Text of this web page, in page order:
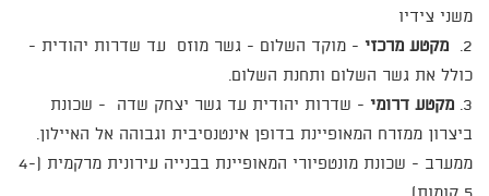
משני צידיו
2.
מקטע מרכזי - מוקד השלום - גשר מוזס עד שדרות יהודית -
כולל את גשר השלום ותחנת השלום.
3. מקטע דרומי - שדרות יהודית עד גשר יצחק שדה - שכונת
ביצרון ממזרח המאופיינת בדופן אינטנסיבית וגבוהה אל האיילון.
ממערב - שכונת מונטפיורי המאופיינת בבנייה עירונית מרקמית (4-